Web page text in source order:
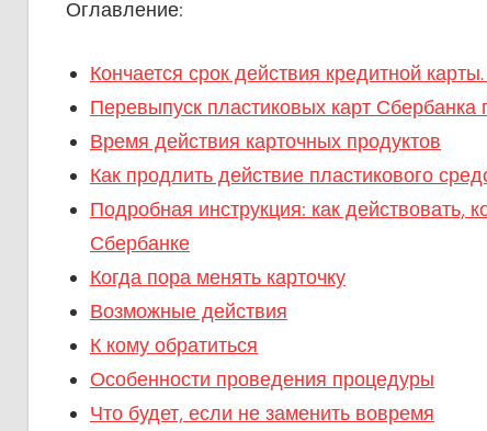
Оглавление:
Кончается срок действия кредитной
Перевыпуск пластиковых карт Сбербанка
Время действия карточных продуктов
Как продлить действие пластикового
Подробная инструкция: как действовать,
Сбербанке
Когда пора менять карточку
Возможные действия
К кому обратиться
Особенности проведения процедуры
Что будет, если не заменить вовремя